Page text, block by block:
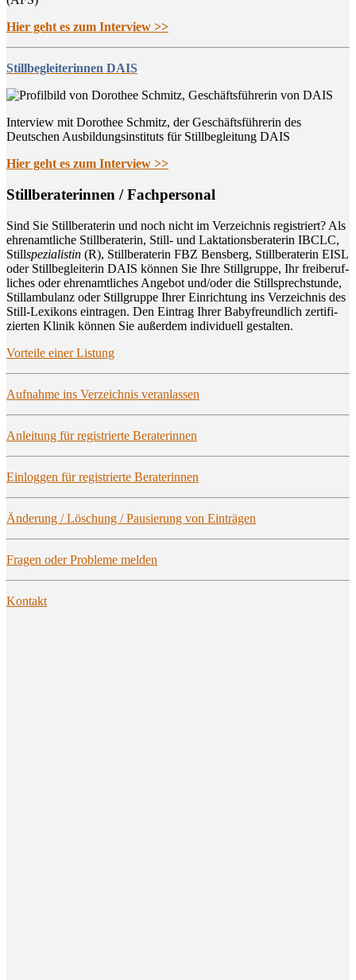
Hier geht es zum Interview >>
Stillbegleiterinnen DAIS
Interview mit Dorothee Schmitz, der Geschäftsführerin des
Deutschen Ausbildungsinstituts für Stillbegleitung DAIS
Hier geht es zum Interview >>
Still­be­ra­te­rin­nen / Fachpersonal
Sind Sie Still­be­ra­te­rin und noch nicht im Ver­zeich­nis regis­triert? Als
ehren­amt­li­che Still­be­ra­te­rin, Still- und Lak­ta­ti­ons­be­ra­te­rin IBCLC,
Stillspe­zia­lis­tin (R), Still­be­ra­te­rin FBZ Bens­berg, Still­be­ra­te­rin EISL
oder Still­be­glei­te­rin DAIS kön­nen Sie Ihre Still­grup­pe, Ihr frei­be­ruf­
li­ches oder ehren­amt­li­ches Ange­bot und/oder die Still­sprech­stun­de,
Still­am­bu­lanz oder Still­grup­pe Ihrer Ein­rich­tung ins Ver­zeich­nis des
Still-Lexi­kons ein­tra­gen. Den Ein­trag Ihrer Baby­freund­lich zer­ti­fi­
zier­ten Kli­nik kön­nen Sie außer­dem indi­vi­du­ell gestalten.
Vor­tei­le einer Listung
Auf­nah­me ins Ver­zeich­nis veranlassen
Anlei­tung für regis­trier­te Beraterinnen
Ein­log­gen für regis­trier­te Beraterinnen
Ände­rung / Löschung / Pau­sie­rung von Einträgen
Fra­gen oder Pro­ble­me melden
Kon­takt